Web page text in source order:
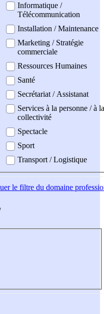
Informatique /
Télécommunication
Installation / Maintenance
Marketing / Stratégie
commerciale
Ressources Humaines
Santé
Secrétariat / Assistanat
Services à la personne / à la
collectivité
Spectacle
Sport
Transport / Logistique
le filtre du domaine